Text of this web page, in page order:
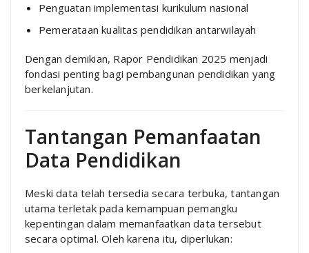
Penguatan implementasi kurikulum nasional
Pemerataan kualitas pendidikan antarwilayah
Dengan demikian, Rapor Pendidikan 2025 menjadi
fondasi penting bagi pembangunan pendidikan yang
berkelanjutan.
Tantangan Pemanfaatan
Data Pendidikan
Meski data telah tersedia secara terbuka, tantangan
utama terletak pada kemampuan pemangku
kepentingan dalam memanfaatkan data tersebut
secara optimal. Oleh karena itu, diperlukan: